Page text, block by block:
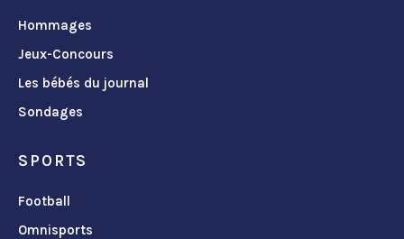
Hommages
Jeux-Concours
Les bébés du journal
Sondages
SPORTS
Football
Omnisports